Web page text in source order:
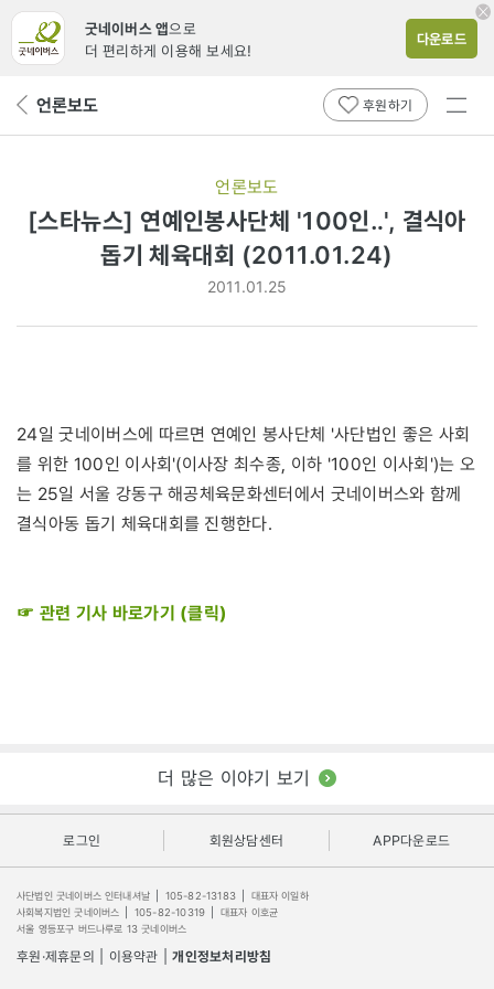
굿네이버스 앱으로
더 편리하게 이용해 보세요!
다운로드
뒤 언론보도 후원하기
전체
언론보도
[스타뉴스] 연예인봉사단체 '100인‥', 결식아
돕기 체육대회 (2011.01.24)
2011.01.25
24일 굿네이버스에 따르면 연예인 봉사단체 '사단법인 좋은 사회
를 위한 100인 이사회'(이사장 최수종, 이하 '100인 이사회')는 오
는 25일 서울 강동구 해공체육문화센터에서 굿네이버스와 함께
결식아동 돕기 체육대회를 진행한다.
☞ 관련 기사 바로가기 (클릭)
더 많은 이야기 보기
로그인 회원상담센터 APP다운로드
사단법인 굿네이버스 인터내셔날 105-82-13183
대표자 이일하
사회복지법인 굿네이버스
105-82-10319
대표자 이호균
서울 영등포구 버드나루로 13 굿네이버스
후원·제휴문의 이용약관 개인정보처리방침